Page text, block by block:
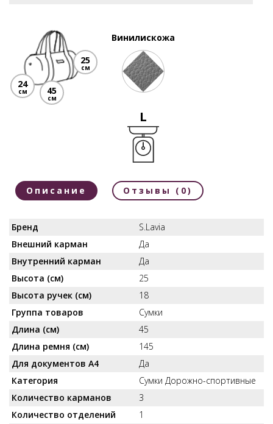
24
см
25
см
45
см
Винилискожа
L
Описание Отзывы (0)
Бренд
S.Lavia
Внешний карман
Да
Внутренний карман
Да
Высота (см)
25
Высота ручек (см)
18
Группа товаров
Сумки
Длина (см)
45
Длина ремня (см)
145
Для документов А4
Да
Категория
Сумки Дорожно-спортивные
Количество карманов
3
Количество отделений
1